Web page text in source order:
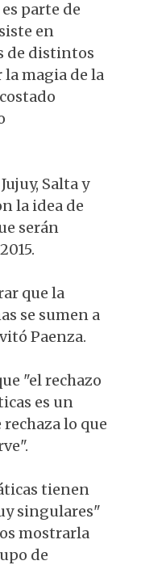
parte de
en
de distintos
magia de la
Salta y
la idea de
serán
que la
se sumen a
Paenza.
"el rechazo
es un
lo que
tienen
singulares"
mostrarla
de